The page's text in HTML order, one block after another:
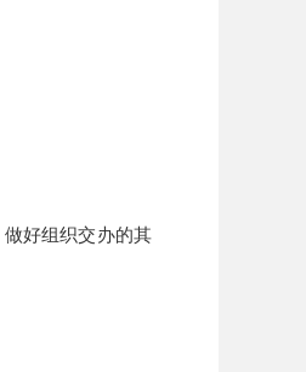
好组织交办的其